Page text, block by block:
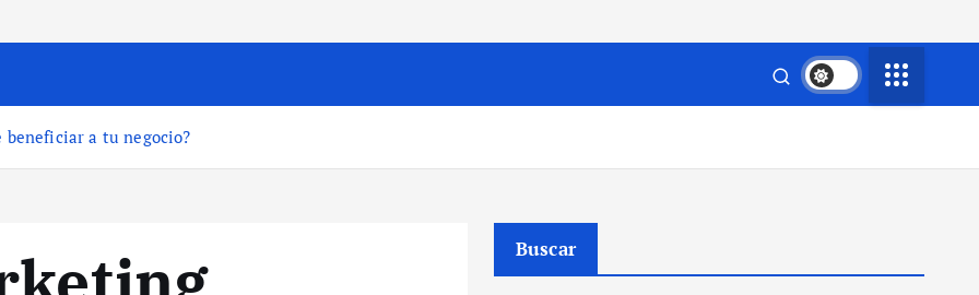
beneficiar a tu negocio?
Buscar